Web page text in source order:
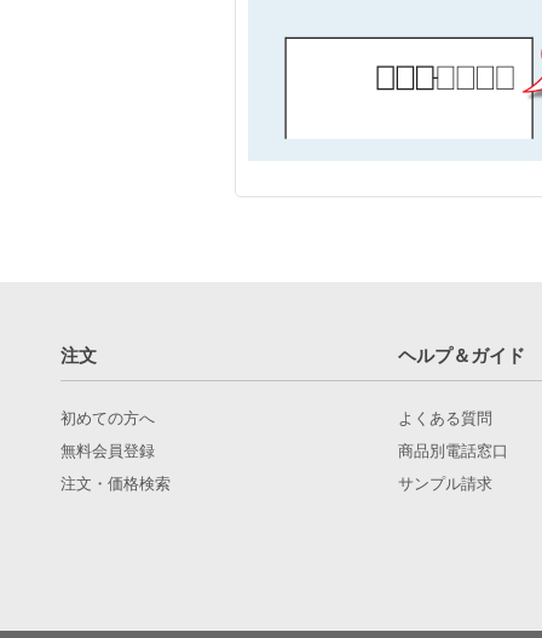
注文 ヘルプ＆ガイド
初めての方へ
無料会員登録
注文・価格検索
よくある質問
商品別電話窓口
サンプル請求